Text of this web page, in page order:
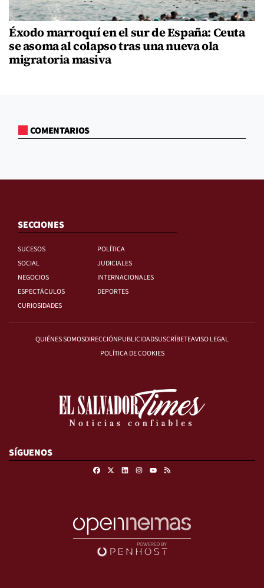
Éxodo marroquí en el sur de España: Ceuta
se asoma al colapso tras una nueva ola
migratoria masiva
COMENTARIOS
SECCIONES
SUCESOS
POLÍTICA
SOCIAL
JUDICIALES
NEGOCIOS
INTERNACIONALES
ESPECTÁCULOS
DEPORTES
CURIOSIDADES
QUIÉNES SOMOSDIRECCIÓNPUBLICIDADSUSCRÍBETEAVISO LEGAL
POLÍTICA DE COOKIES
SÍGUENOS
FacebookLinkedinInstagram